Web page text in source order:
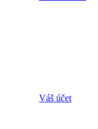
Váš účet